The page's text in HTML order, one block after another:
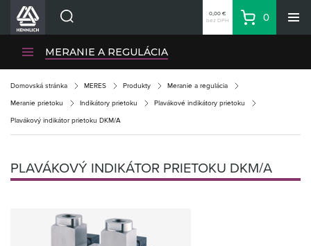
Divízie HENNLICH
Kariéra
Kontakty
Priemyselný park HENNLICH
Nákupný zoznam
0,00 €
bez DPH
Košík
0
MERANIE A REGULÁCIA
Domovská stránka MERES Produkty Meranie a regulácia
Meranie prietoku Indikátory prietoku Plavákové indikátory prietoku
Plavákový indikátor prietoku DKM/A
PLAVÁKOVÝ INDIKÁTOR PRIETOKU DKM/A